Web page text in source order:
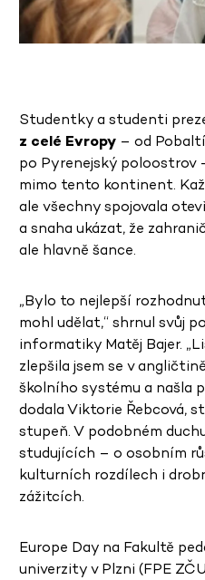
Studentky a studenti
z celé Evropy – od
po Pyrenejský poloostrov
mimo tento kontinent.
ale všechny spojovala
a snaha ukázat, že
ale hlavně šance.
„Bylo to nejlepší
mohl udělat,“ shrnul svůj
informatiky Matěj Bajer.
zlepšila jsem se v
školního systému a našla
dodala Viktorie Řebcová,
stupeň. V podobném
studujících – o osobním
kulturních rozdílech i
zážitcích.
Europe Day na Fakultě
univerzity v Plzni (FPE